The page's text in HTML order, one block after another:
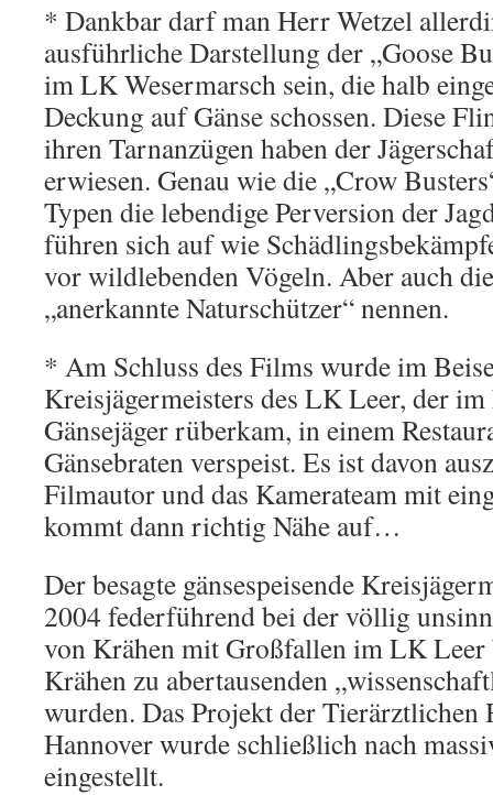
* Dankbar darf man Herr Wetzel
ausführliche Darstellung der „Goose
im LK Wesermarsch sein, die halb
Deckung auf Gänse schossen. Diese
ihren Tarnanzügen haben der
erwiesen. Genau wie die „Crow
Typen die lebendige Perversion der
führen sich auf wie
vor wildlebenden Vögeln. Aber auch
„anerkannte Naturschützer“ nennen.
* Am Schluss des Films wurde im
Kreisjägermeisters des LK Leer, der
Gänsejäger rüberkam, in einem
Gänsebraten verspeist. Es ist davon
Filmautor und das Kamerateam mit
kommt dann richtig Nähe auf…
Der besagte gänsespeisende
2004 federführend bei der völlig
von Krähen mit Großfallen im LK Leer
Krähen zu abertausenden
wurden. Das Projekt der Tierärztlichen
Hannover wurde schließlich nach
eingestellt.